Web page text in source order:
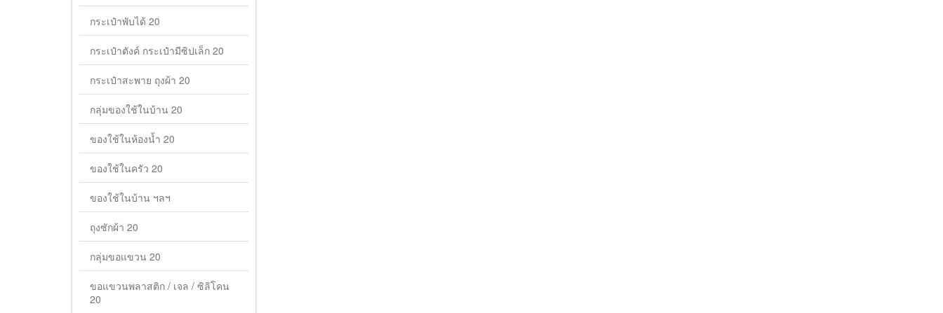
กระเป๋าพับได้ 20
กระเป๋าตังค์ กระเป๋ามีซิปเล็ก 20
กระเป๋าสะพาย ถุงผ้า 20
กลุ่มของใช้ในบ้าน 20
ของใช้ในห้องน้ำ 20
ของใช้ในครัว 20
ของใช้ในบ้าน ฯลฯ
ถุงซักผ้า 20
กลุ่มขอแขวน 20
ขอแขวนพลาสติก / เจล / ซิลิโคน
20